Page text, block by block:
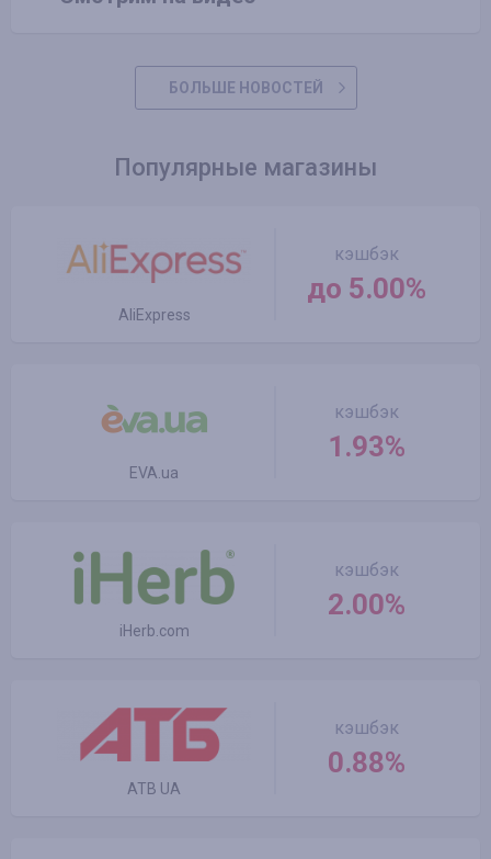
БОЛЬШЕ НОВОСТЕЙ
Популярные магазины
AliExpress
кэшбэк
до 5.00%
EVA.ua
кэшбэк
1.93%
iHerb.com
кэшбэк
2.00%
ATB UA
кэшбэк
0.88%